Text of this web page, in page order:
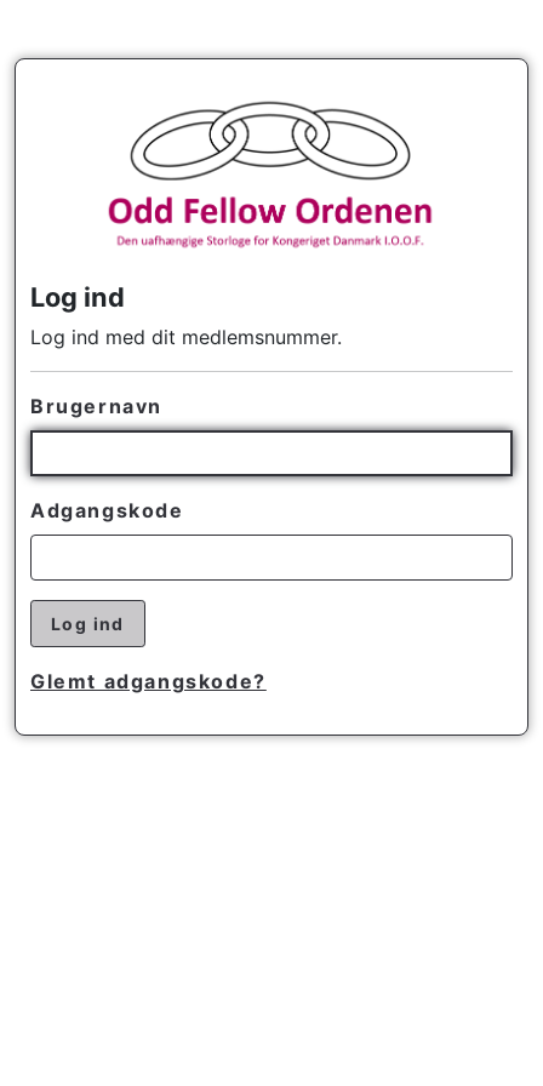
Log ind
Log ind med dit medlemsnummer.
Brugernavn
Adgangskode
Log ind
Glemt adgangskode?